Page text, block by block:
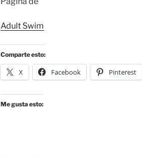
Adult Swim
Comparte esto:
X Facebook Pinterest
Me gusta esto: